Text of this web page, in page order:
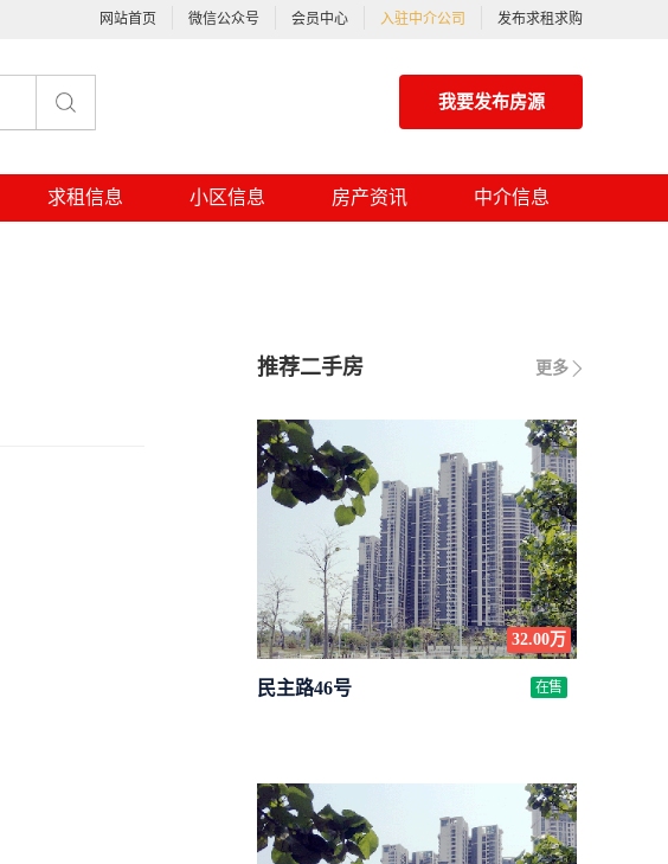
网站首页 微信公众号 会员中心 入驻中介公司 发布求租求购
我要发布房源
求租信息 小区信息 房产资讯 中介信息
更多
推荐二手房
32.00万
民主路46号 在售